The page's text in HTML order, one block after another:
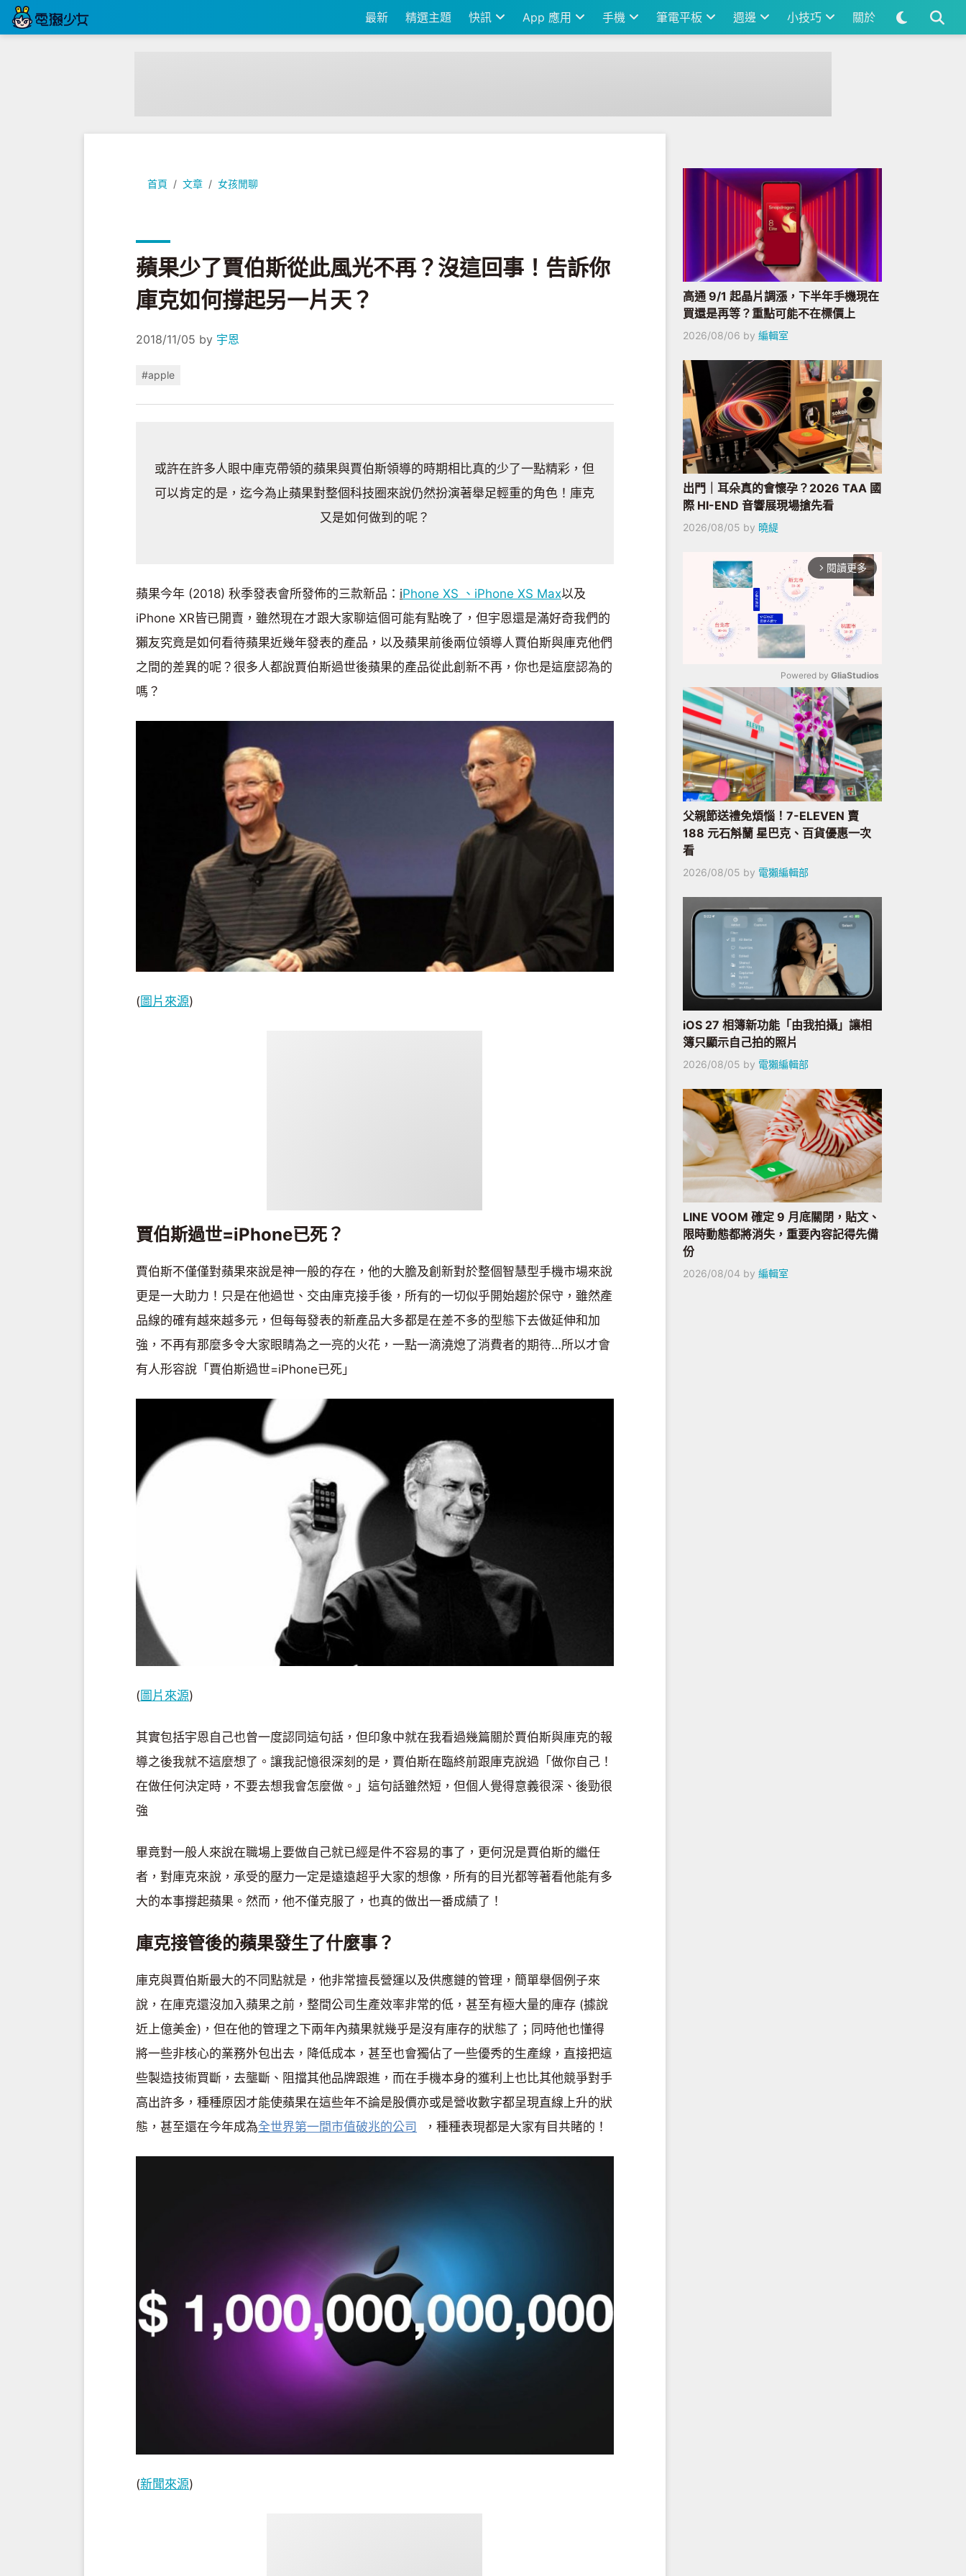
最新 精選主題 快訊 App 應用 手機 筆電平板 週邊 小技巧 關於
首頁 文章 女孩閒聊
蘋果少了賈伯斯從此風光不再？沒這回事！告訴你庫克如何撐起另一片天？
蘋果少了賈伯斯從此風光不再？沒這回事！告訴你
庫克如何撐起另一片天？
2018/11/05 by 宇恩
#apple
或許在許多人眼中庫克帶領的蘋果與賈伯斯領導的時期相比真的少了一點精彩，但
可以肯定的是，迄今為止蘋果對整個科技圈來說仍然扮演著舉足輕重的角色！庫克
又是如何做到的呢？
蘋果今年 (2018) 秋季發表會所發佈的三款新品： iPhone XS 、iPhone XS Max以及
iPhone XR皆已開賣，雖然現在才跟大家聊這個可能有點晚了，但宇恩還是滿好奇我們的
獺友究竟是如何看待蘋果近幾年發表的產品，以及蘋果前後兩位領導人賈伯斯與庫克他們
之間的差異的呢？很多人都說賈伯斯過世後蘋果的產品從此創新不再，你也是這麼認為的
嗎？
(圖片來源)
賈伯斯過世=iPhone已死？
賈伯斯不僅僅對蘋果來說是神一般的存在，他的大膽及創新對於整個智慧型手機市場來說
更是一大助力！只是在他過世、交由庫克接手後，所有的一切似乎開始趨於保守，雖然產
品線的確有越來越多元，但每每發表的新產品大多都是在差不多的型態下去做延伸和加
強，不再有那麼多令大家眼睛為之一亮的火花，一點一滴澆熄了消費者的期待…所以才會
有人形容說「賈伯斯過世=iPhone已死」
(圖片來源)
其實包括宇恩自己也曾一度認同這句話，但印象中就在我看過幾篇關於賈伯斯與庫克的報
導之後我就不這麼想了。讓我記憶很深刻的是，賈伯斯在臨終前跟庫克說過「做你自己！
在做任何決定時，不要去想我會怎麼做。」這句話雖然短，但個人覺得意義很深、後勁很
強
畢竟對一般人來說在職場上要做自己就已經是件不容易的事了，更何況是賈伯斯的繼任
者，對庫克來說，承受的壓力一定是遠遠超乎大家的想像，所有的目光都等著看他能有多
大的本事撐起蘋果。然而，他不僅克服了，也真的做出一番成績了！
庫克接管後的蘋果發生了什麼事？
庫克與賈伯斯最大的不同點就是，他非常擅長營運以及供應鏈的管理，簡單舉個例子來
說，在庫克還沒加入蘋果之前，整間公司生產效率非常的低，甚至有極大量的庫存 (據說
近上億美金)，但在他的管理之下兩年內蘋果就幾乎是沒有庫存的狀態了；同時他也懂得
將一些非核心的業務外包出去，降低成本，甚至也會獨佔了一些優秀的生產線，直接把這
些製造技術買斷，去壟斷、阻擋其他品牌跟進，而在手機本身的獲利上也比其他競爭對手
高出許多，種種原因才能使蘋果在這些年不論是股價亦或是營收數字都呈現直線上升的狀
態，甚至還在今年成為全世界第一間市值破兆的公司 ，種種表現都是大家有目共睹的！
(新聞來源)
高通 9/1 起晶片調漲，下半年手機現在
買還是再等？重點可能不在標價上
2026/08/06 by 編輯室
出門｜耳朵真的會懷孕？2026 TAA 國
際 HI-END 音響展現場搶先看
2026/08/05 by 曉緹
arrow_forward_ios 閱讀更多
Mute
Powered by GliaStudios
父親節送禮免煩惱！7-ELEVEN 賣
188 元石斛蘭 星巴克、百貨優惠一次
看
2026/08/05 by 電獺編輯部
iOS 27 相簿新功能「由我拍攝」讓相
簿只顯示自己拍的照片
2026/08/05 by 電獺編輯部
LINE VOOM 確定 9 月底關閉，貼文、
限時動態都將消失，重要內容記得先備
份
2026/08/04 by 編輯室